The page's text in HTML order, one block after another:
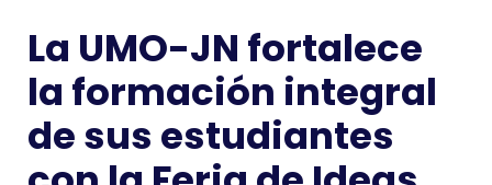
La UMO-JN fortalece
la formación integral
de sus estudiantes